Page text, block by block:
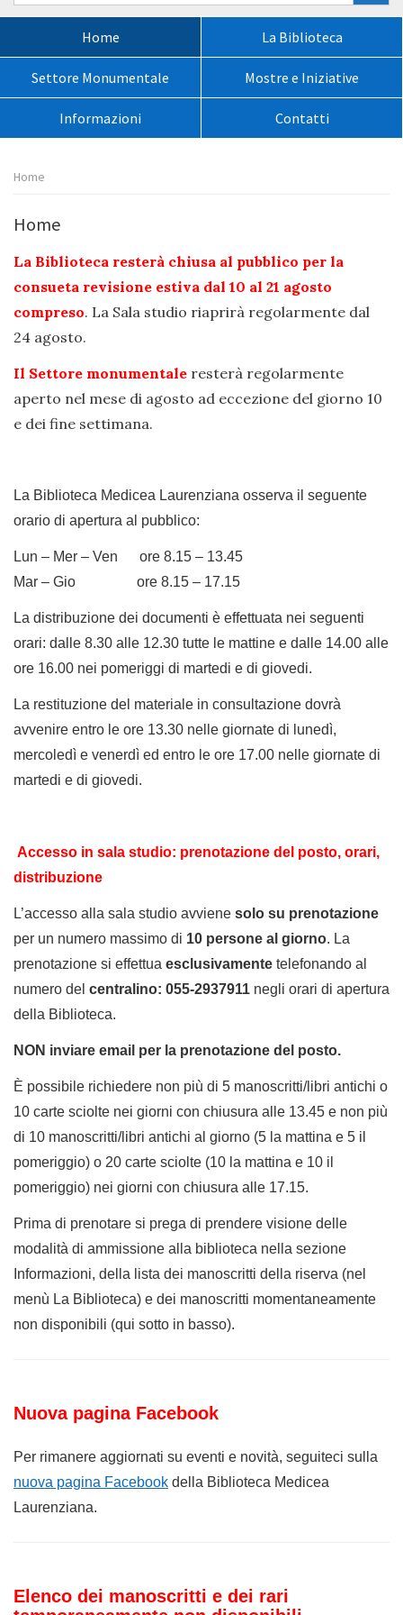
Home La Biblioteca
Settore Monumentale Mostre e Iniziative
Informazioni Contatti
Percorso
Home
Home
La Biblioteca resterà chiusa al pubblico per la
consueta revisione estiva dal 10 al 21 agosto
compreso. La Sala studio riaprirà regolarmente dal
24 agosto.
Il Settore monumentale resterà regolarmente
aperto nel mese di agosto ad eccezione del giorno 10
e dei fine settimana.
La Biblioteca Medicea Laurenziana osserva il seguente
orario di apertura al pubblico:
Lun – Mer – Ven ore 8.15 – 13.45
Mar – Gio ore 8.15 – 17.15
La distribuzione dei documenti è effettuata nei seguenti
orari: dalle 8.30 alle 12.30 tutte le mattine e dalle 14.00 alle
ore 16.00 nei pomeriggi di martedi e di giovedi.
La restituzione del materiale in consultazione dovrà
avvenire entro le ore 13.30 nelle giornate di lunedì,
mercoledì e venerdì ed entro le ore 17.00 nelle giornate di
martedi e di giovedi.
Accesso in sala studio: prenotazione del posto, orari,
distribuzione
L’accesso alla sala studio avviene solo su prenotazione
per un numero massimo di 10 persone al giorno. La
prenotazione si effettua esclusivamente telefonando al
numero del centralino: 055-2937911 negli orari di apertura
della Biblioteca.
NON inviare email per la prenotazione del posto.
È possibile richiedere non più di 5 manoscritti/libri antichi o
10 carte sciolte nei giorni con chiusura alle 13.45 e non più
di 10 manoscritti/libri antichi al giorno (5 la mattina e 5 il
pomeriggio) o 20 carte sciolte (10 la mattina e 10 il
pomeriggio) nei giorni con chiusura alle 17.15.
Prima di prenotare si prega di prendere visione delle
modalità di ammissione alla biblioteca nella sezione
Informazioni, della lista dei manoscritti della riserva (nel
menù La Biblioteca) e dei manoscritti momentaneamente
non disponibili (qui sotto in basso).
Nuova pagina Facebook
Per rimanere aggiornati su eventi e novità, seguiteci sulla
nuova pagina Facebook della Biblioteca Medicea
Laurenziana.
Elenco dei manoscritti e dei rari